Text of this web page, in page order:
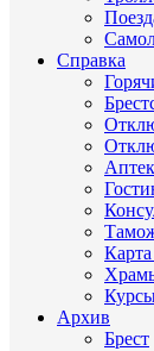
Справка
Карта
Архив
Брест